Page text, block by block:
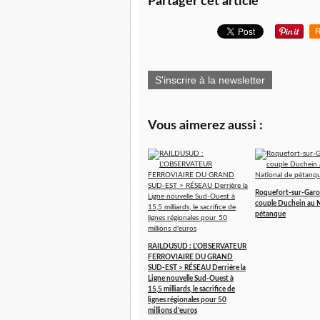
S'inscrire à la newsletter
Vous aimerez aussi :
RAILDUSUD : L'OBSERVATEUR
FERROVIAIRE DU GRAND
SUD-EST > RÉSEAU Derrière la
Ligne nouvelle Sud-Ouest à
15,5 milliards, le sacrifice de
lignes régionales pour 50
millions d'euros
Roquefort-sur-
couple Duchein au
pétanque